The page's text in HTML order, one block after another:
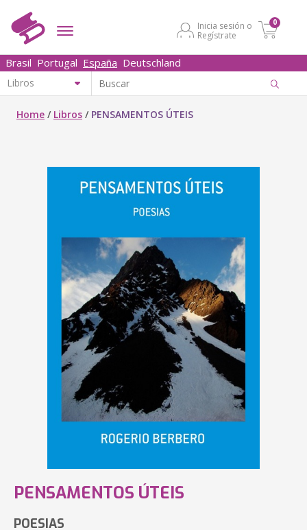
Inicia sesión o
Regístrate
0
Brasil Portugal España Deutschland
Home / Libros / PENSAMENTOS ÚTEIS
PENSAMENTOS ÚTEIS
POESIAS